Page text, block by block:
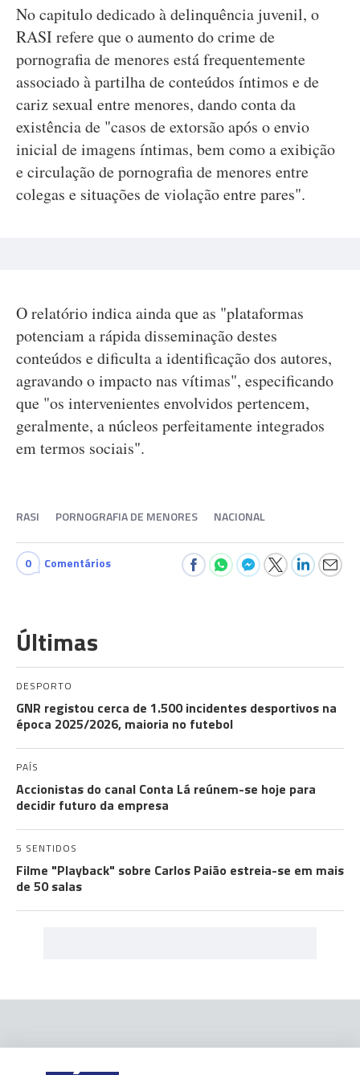
No capitulo dedicado à delinquência juvenil, o
RASI refere que o aumento do crime de
pornografia de menores está frequentemente
associado à partilha de conteúdos íntimos e de
cariz sexual entre menores, dando conta da
existência de "casos de extorsão após o envio
inicial de imagens íntimas, bem como a exibição
e circulação de pornografia de menores entre
colegas e situações de violação entre pares".
O relatório indica ainda que as "plataformas
potenciam a rápida disseminação destes
conteúdos e dificulta a identificação dos autores,
agravando o impacto nas vítimas", especificando
que "os intervenientes envolvidos pertencem,
geralmente, a núcleos perfeitamente integrados
em termos sociais".
RASI PORNOGRAFIA DE MENORES NACIONAL
0 Comentários
Últimas
DESPORTO
GNR registou cerca de 1.500 incidentes desportivos na
época 2025/2026, maioria no futebol
PAÍS
Accionistas do canal Conta Lá reúnem-se hoje para
decidir futuro da empresa
5 SENTIDOS
Filme "Playback" sobre Carlos Paião estreia-se em mais
de 50 salas